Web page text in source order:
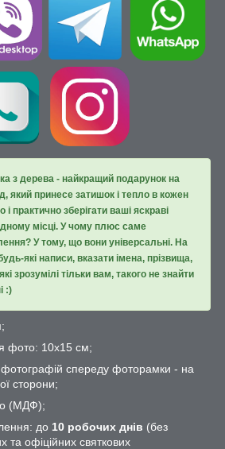
з дерева - найкращий подарунок на
який принесе затишок і тепло в кожен
практично зберігати ваші яскраві
місці. У чому плюс саме
У тому, що вони універсальні. На
які написи, вказати імена, прізвища,
зрозумілі тільки вам, такого не знайти
:)
фото: 10х15 см;
спереду фоторамки - на
сторони;
(МДФ);
до 10 робочих днів (без
та офіційних святкових